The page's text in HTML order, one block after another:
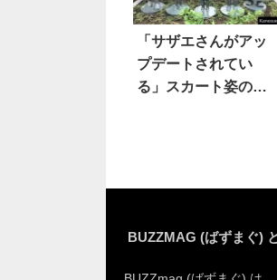
「サザエさんがアッ
プデートされてい
る」スカート姿のカ
BUZZMAG (ばずまぐ)